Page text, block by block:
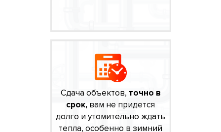
Сдача объектов, точно в
срок, вам не придется
долго и утомительно ждать
тепла, особенно в зимний